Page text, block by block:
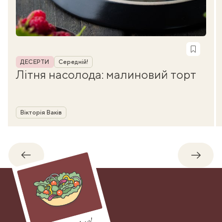
Рубрика
ДЕСЕРТИ Середній!
Літня насолода: малиновий торт
Автор
Вікторія Ваків
Назад